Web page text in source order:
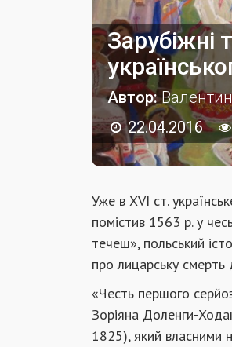
Зарубіжні
Автор:
22.04.2016
Уже в ХVI ст.
помістив 1563 р. у
течеш», польський
про лицарську смерть
«Честь першого
Зоріяна Доленги-
1825), який власними